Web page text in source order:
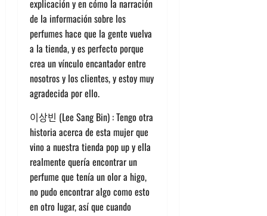
explicación y en cómo la narración
de la información sobre los
perfumes hace que la gente vuelva
a la tienda, y es perfecto porque
crea un vínculo encantador entre
nosotros y los clientes, y estoy muy
agradecida por ello.
이상빈 (Lee Sang Bin) : Tengo otra
historia acerca de esta mujer que
vino a nuestra tienda pop up y ella
realmente quería encontrar un
perfume que tenía un olor a higo,
no pudo encontrar algo como esto
en otro lugar, así que cuando